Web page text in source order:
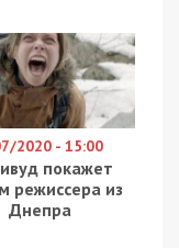
грн.
нужно
на